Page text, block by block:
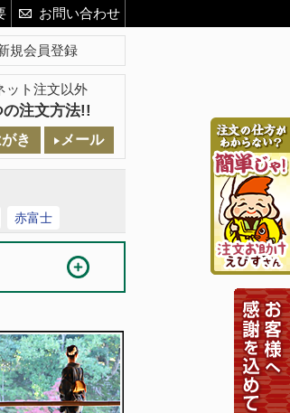
お問い合わせ
規会員登録
ット注文以外
注文方法!!
き メール
赤富士